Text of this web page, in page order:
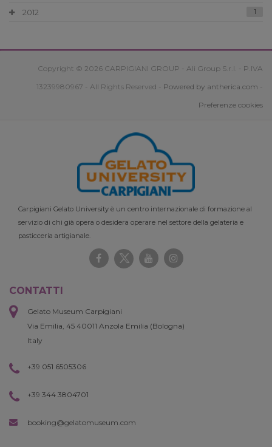
2012 1
Copyright © 2026 CARPIGIANI GROUP - Ali Group S.r.l. - P.IVA
13239980967 - All Rights Reserved - Powered by antherica.com -
Preferenze cookies
Carpigiani Gelato University è un centro internazionale di formazione al
servizio di chi già opera o desidera operare nel settore della gelateria e
pasticceria artigianale.
CONTATTI
Gelato Museum Carpigiani
Via Emilia, 45 40011 Anzola Emilia (Bologna)
Italy
+39 051 6505306
+39 344 3804701
booking@gelatomuseum.com